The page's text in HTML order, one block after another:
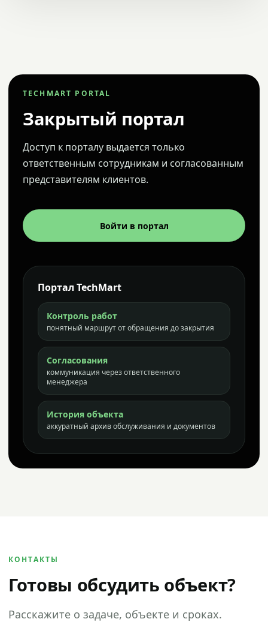
TECHMART PORTAL
Закрытый портал
Доступ к порталу выдается только
ответственным сотрудникам и согласованным
представителям клиентов.
Войти в портал
Портал TechMart
Контроль работ
понятный маршрут от обращения до закрытия
Согласования
коммуникация через ответственного
менеджера
История объекта
аккуратный архив обслуживания и документов
КОНТАКТЫ
Готовы обсудить объект?
Расскажите о задаче, объекте и сроках.